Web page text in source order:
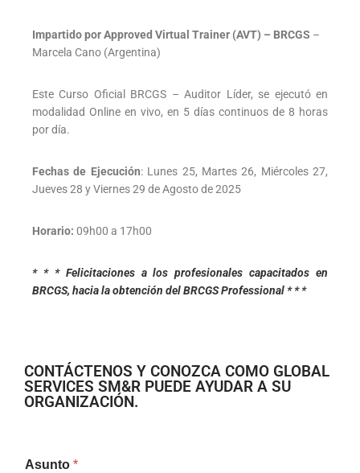
Impartido por Approved Virtual Trainer (AVT) – BRCGS –
Marcela Cano (Argentina)
Este Curso Oficial BRCGS – Auditor Líder, se ejecutó en
modalidad Online en vivo, en 5 días continuos de 8 horas
por día.
Fechas de Ejecución: Lunes 25, Martes 26, Miércoles 27,
Jueves 28 y Viernes 29 de Agosto de 2025
Horario: 09h00 a 17h00
* * * Felicitaciones a los profesionales capacitados en
BRCGS, hacia la obtención del BRCGS Professional * * *
CONTÁCTENOS Y CONOZCA COMO GLOBAL
SERVICES SM&R PUEDE AYUDAR A SU
ORGANIZACIÓN.
Asunto *